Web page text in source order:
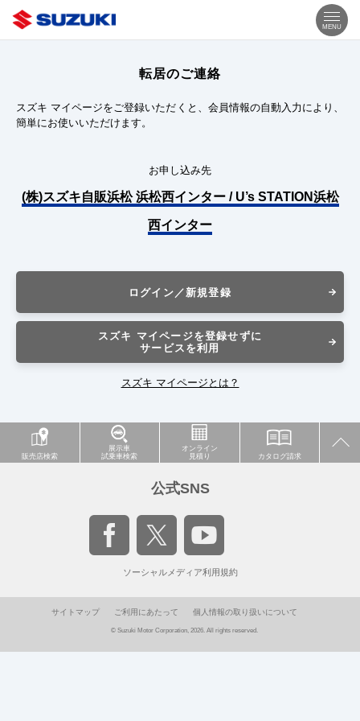
MENU
転居のご連絡
スズキ マイページをご登録いただくと、会員情報の自動入力により、
簡単にお使いいただけます。
お申し込み先
(株)スズキ自販浜松 浜松西インター / U’s STATION浜松
西インター
ログイン／新規登録
スズキ マイページを登録せずに
サービスを利用
スズキ マイページとは？
販売店検索
展示車
試乗車検索
オンライン
見積り
カタログ請求
公式SNS
ソーシャルメディア利用規約
サイトマップ ご利用にあたって 個人情報の取り扱いについて
© Suzuki Motor Corporation, 2026. All rights reserved.